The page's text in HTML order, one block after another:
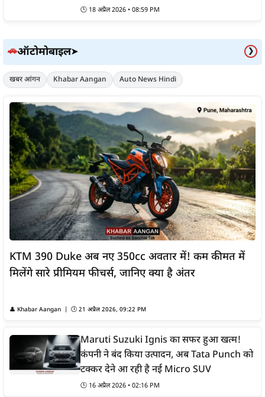
🕒 18 अप्रैल 2026 • 08:59 PM
🚗ऑटोमोबाइल➤ ❯
खबर आंगन Khabar Aangan Auto News Hindi
KTM 390 Duke अब नए 350cc अवतार में! कम कीमत में
मिलेंगे सारे प्रीमियम फीचर्स, जानिए क्या है अंतर
👤 Khabar Aangan | 🕒 21 अप्रैल 2026, 09:22 PM
Maruti Suzuki Ignis का सफर हुआ खत्म!
कंपनी ने बंद किया उत्पादन, अब Tata Punch को
टक्कर देने आ रही है नई Micro SUV
🕒 16 अप्रैल 2026 • 02:16 PM